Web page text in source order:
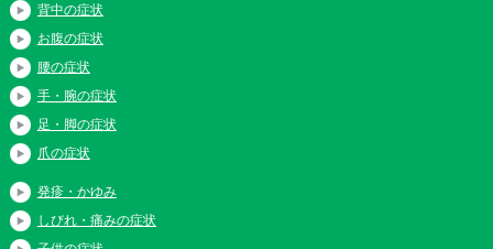
背中の症状
お腹の症状
腰の症状
手・腕の症状
足・脚の症状
爪の症状
発疹・かゆみ
しびれ・痛みの症状